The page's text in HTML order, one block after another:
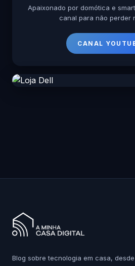
Apaixonado por domótica e
canal para não perder
CANAL
Blog sobre tecnologia em casa, desde